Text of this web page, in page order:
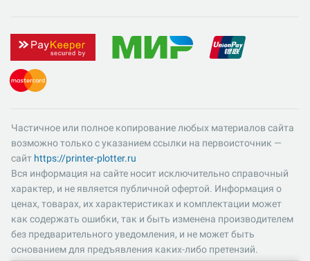
Частичное или полное копирование любых материалов сайта
возможно только с указанием ссылки на первоисточник —
сайт https://printer-plotter.ru
Вся информация на сайте носит исключительно справочный
характер, и не является публичной офертой. Информация о
ценах, товарах, их характеристиках и комплектации может
как содержать ошибки, так и быть изменена производителем
без предварительного уведомления, и не может быть
основанием для предъявления каких-либо претензий.